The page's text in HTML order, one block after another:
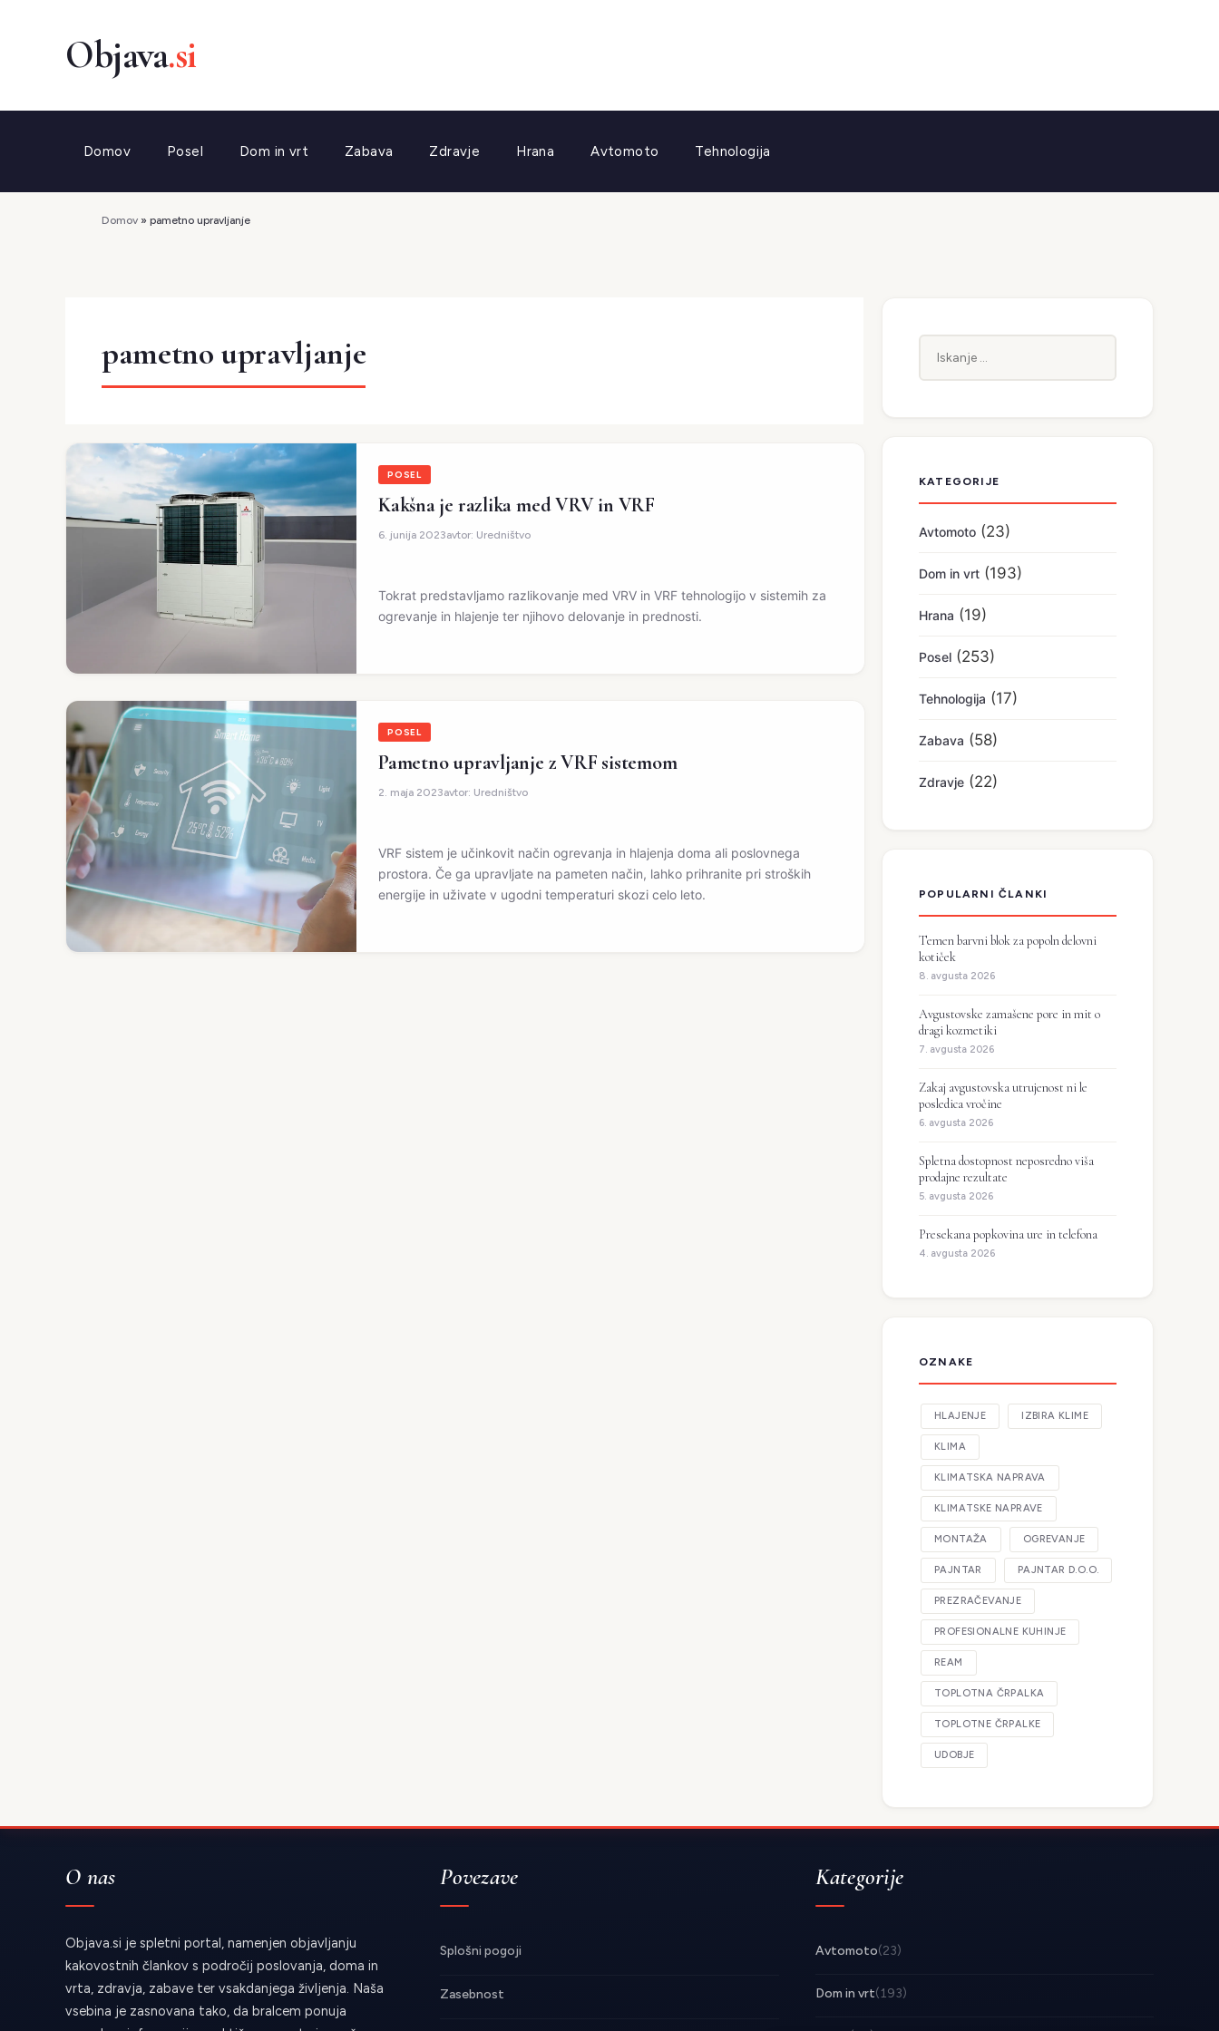
Domov Posel Dom in vrt Zabava Zdravje Hrana Avtomoto Tehnologija
Domov » pametno upravljanje
pametno upravljanje
POSEL
Kakšna je razlika med VRV in VRF
6. junija 2023avtor: Uredništvo
Tokrat predstavljamo razlikovanje med VRV in VRF tehnologijo v sistemih za
ogrevanje in hlajenje ter njihovo delovanje in prednosti.
POSEL
Pametno upravljanje z VRF sistemom
2. maja 2023avtor: Uredništvo
VRF sistem je učinkovit način ogrevanja in hlajenja doma ali poslovnega
prostora. Če ga upravljate na pameten način, lahko prihranite pri stroških
energije in uživate v ugodni temperaturi skozi celo leto.
KATEGORIJE
Avtomoto (23)
Dom in vrt (193)
Hrana (19)
Posel (253)
Tehnologija (17)
Zabava (58)
Zdravje (22)
POPULARNI ČLANKI
Temen barvni blok za popoln delovni
kotiček
8. avgusta 2026
Avgustovske zamašene pore in mit o
dragi kozmetiki
7. avgusta 2026
Zakaj avgustovska utrujenost ni le
posledica vročine
6. avgusta 2026
Spletna dostopnost neposredno viša
prodajne rezultate
5. avgusta 2026
Presekana popkovina ure in telefona
4. avgusta 2026
OZNAKE
HLAJENJE IZBIRA KLIME
KLIMA
KLIMATSKA NAPRAVA
KLIMATSKE NAPRAVE
MONTAŽA OGREVANJE
PAJNTAR PAJNTAR D.O.O.
PREZRAČEVANJE
PROFESIONALNE KUHINJE
REAM
TOPLOTNA ČRPALKA
TOPLOTNE ČRPALKE
UDOBJE
O nas
Objava.si je spletni portal, namenjen objavljanju
kakovostnih člankov s področij poslovanja, doma in
vrta, zdravja, zabave ter vsakdanjega življenja. Naša
vsebina je zasnovana tako, da bralcem ponuja
Povezave
Splošni pogoji
Zasebnost
Kategorije
Avtomoto(23)
Dom in vrt(193)